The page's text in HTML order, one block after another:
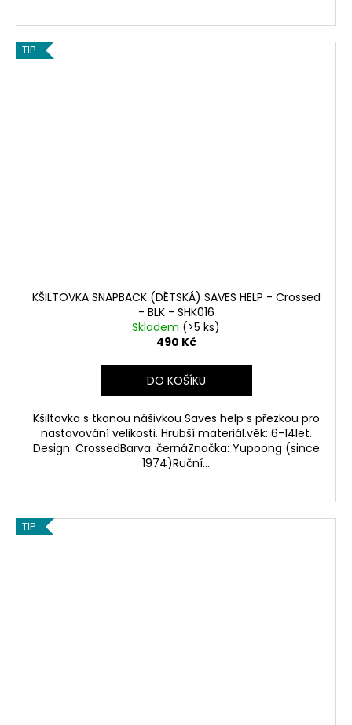
TIP
KŠILTOVKA SNAPBACK (DĚTSKÁ) SAVES HELP - Crossed
- BLK - SHK016
Skladem (>5 ks)
490 Kč
DO KOŠÍKU
Kšiltovka s tkanou nášivkou Saves help s přezkou pro
nastavování velikosti. Hrubší materiál.věk: 6-14let.
Design: CrossedBarva: černáZnačka: Yupoong (since
1974)Ruční...
TIP